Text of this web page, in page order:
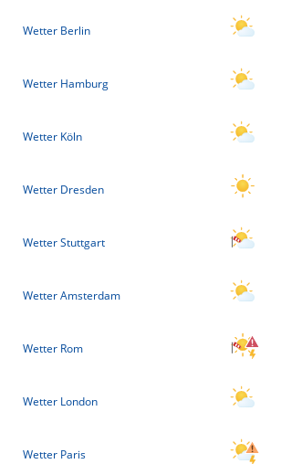
Wetter Berlin
Wetter Hamburg
Wetter Köln
Wetter Dresden
Wetter Stuttgart
Wetter Amsterdam
Wetter Rom
Wetter London
Wetter Paris